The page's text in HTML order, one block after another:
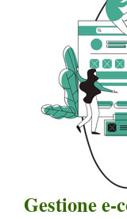
Gestione e-